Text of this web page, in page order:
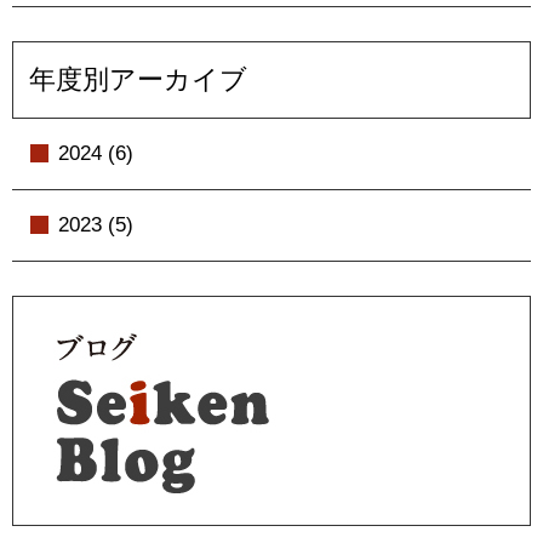
年度別アーカイブ
2024 (6)
2023 (5)